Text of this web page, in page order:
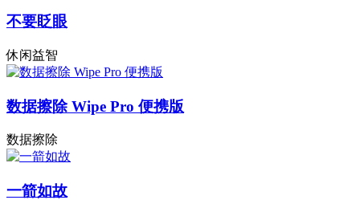
不要眨眼
休闲益智
数据擦除 Wipe Pro 便携版
数据擦除
一箭如故